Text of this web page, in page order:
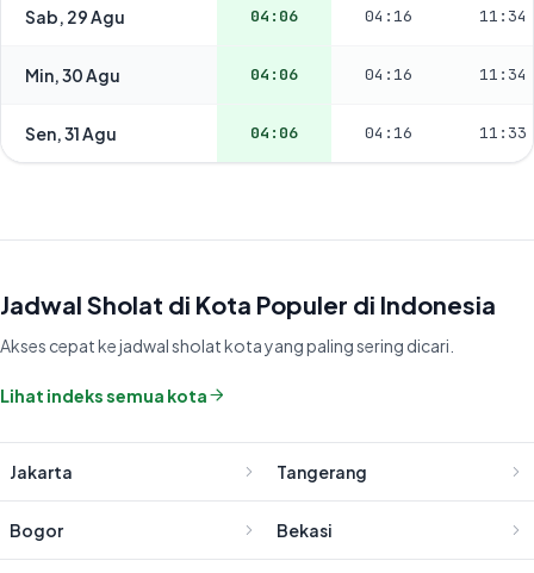
Sab, 29 Agu 04:06 04:16 11:34
Min, 30 Agu 04:06 04:16 11:34
Sen, 31 Agu 04:06 04:16 11:33
Jadwal Sholat di Kota Populer di Indonesia
Akses cepat ke jadwal sholat kota yang paling sering dicari.
Lihat indeks semua kota
Jakarta Tangerang
Bogor Bekasi